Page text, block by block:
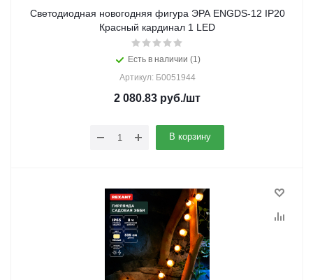
Светодиодная новогодняя фигура ЭРА ENGDS-12 IP20
Красный кардинал 1 LED
Есть в наличии (1)
Артикул: Б0051944
2 080.83 руб./шт
В корзину